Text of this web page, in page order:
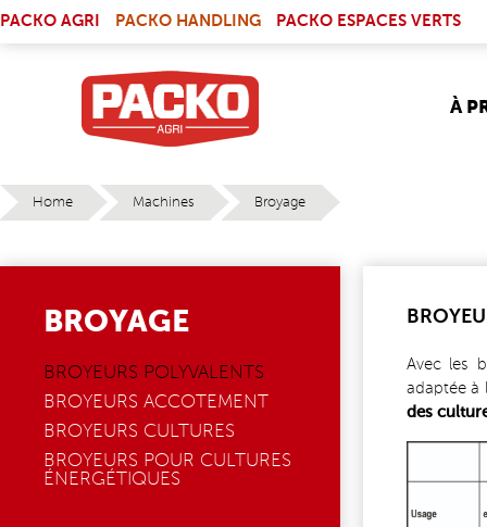
PACKO AGRI
PACKO HANDLING PACKO ESPACES VERTS
À
Home Machines Broyage
BROYAGE
BROYEURS POLYVALENTS
BROYEURS ACCOTEMENT
BROYEURS CULTURES
BROYEURS POUR CULTURES
ÉNERGÉTIQUES
Avec les
adaptée à
des